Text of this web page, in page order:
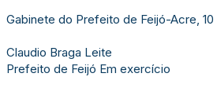
Gabinete do Prefeito de Feijó-Acre, 10
Claudio Braga Leite
Prefeito de Feijó Em exercício